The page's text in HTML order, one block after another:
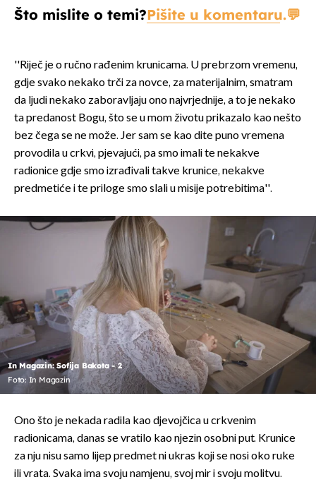
Što mislite o temi?Pišite u komentaru.
''Riječ je o ručno rađenim krunicama. U prebrzom vremenu,
gdje svako nekako trči za novce, za materijalnim, smatram
da ljudi nekako zaboravljaju ono najvrjednije, a to je nekako
ta predanost Bogu, što se u mom životu prikazalo kao nešto
bez čega se ne može. Jer sam se kao dite puno vremena
provodila u crkvi, pjevajući, pa smo imali te nekakve
radionice gdje smo izrađivali takve krunice, nekakve
predmetiće i te priloge smo slali u misije potrebitima''.
In Magazin: Sofija Bakota - 2
Foto: In Magazin
Ono što je nekada radila kao djevojčica u crkvenim
radionicama, danas se vratilo kao njezin osobni put. Krunice
za nju nisu samo lijep predmet ni ukras koji se nosi oko ruke
ili vrata. Svaka ima svoju namjenu, svoj mir i svoju molitvu.